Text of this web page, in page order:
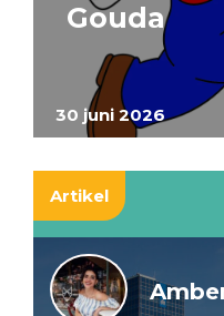
30 juni 2026
Gouda
Artikel